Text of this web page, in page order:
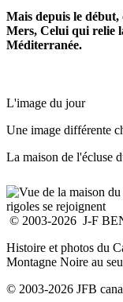
Mais depuis le début,
Mers, Celui qui relie
Méditerranée.
L'image du jour
Une image différente
La maison de l'écluse
© 2003-2026 J-F
Histoire et photos du
Montagne Noire au
© 2003-2026 JFB